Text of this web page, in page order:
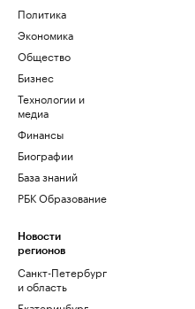
Политика
Экономика
Общество
Бизнес
Технологии и
медиа
Финансы
Биографии
База знаний
РБК Образование
Новости
регионов
Санкт-Петербург
и область